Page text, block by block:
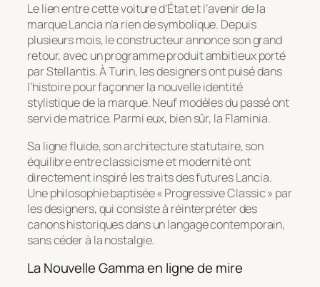
Le lien entre cette voiture d’État et l’avenir de la
marque Lancia n’a rien de symbolique. Depuis
plusieurs mois, le constructeur annonce son grand
retour, avec un programme produit ambitieux porté
par Stellantis. À Turin, les designers ont puisé dans
l’histoire pour façonner la nouvelle identité
stylistique de la marque. Neuf modèles du passé ont
servi de matrice. Parmi eux, bien sûr, la Flaminia.
Sa ligne fluide, son architecture statutaire, son
équilibre entre classicisme et modernité ont
directement inspiré les traits des futures Lancia.
Une philosophie baptisée « Progressive Classic» par
les designers, qui consiste à réinterpréter des
canons historiques dans un langage contemporain,
sans céder à la nostalgie.
La Nouvelle Gamma en ligne de mire